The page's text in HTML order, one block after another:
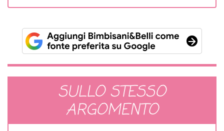
SULLO STESSO
ARGOMENTO